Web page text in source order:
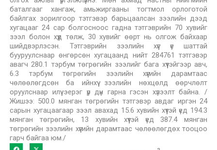
баталгааг хангаж, амьжиргааны тогтмол орлоготой
байлгах зорилгоор тэтгэвэр барьцаалсан зээлийн дээд
хугацааг 24 сар болгосноос гадна тэтгэврийн 70 хувийг
зээл болон хүүд төлж, 30 хувийг өөрт нь олгож байхаар
шийдвэрлэсэн. Тэтгэврийн зээлийн хүүг үе шаттай
бууруулснаар өнгөрсөн хугацаанд нийт 284761 тэтгэвэр
авагч 280.1 тэрбум төгрөгийн зээлийг бага хүүтэйгээр авч,
6.3 тэрбум төгрөгийн зээлийн хүүгийн дарамтаас
чөлөөлөгдсөн ба ийнхүү зээлийн нөхцөлд өөрчлөлт
оруулснаар илүү эерэг үр дүн гарна гэсэн хүлээлт байна. /
Жишээ: 500.0 мянган төгрөгийн тэтгэвэр авдаг иргэн 24
сарын хугацаагаар зээл авахад 15.6 хувийн хүүтэй үед 194.3
мянган төгрөгийн, 13 хувийн хүүтэй үед 387.4 мянган
төгрөгийн зээлийн хүүгийн дарамтаас чөлөөлөгдөх тооцоо
гарч байгаа юм./